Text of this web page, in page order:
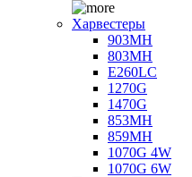
Харвестеры
903MH
803MH
E260LC
1270G
1470G
853MH
859MH
1070G 4W
1070G 6W